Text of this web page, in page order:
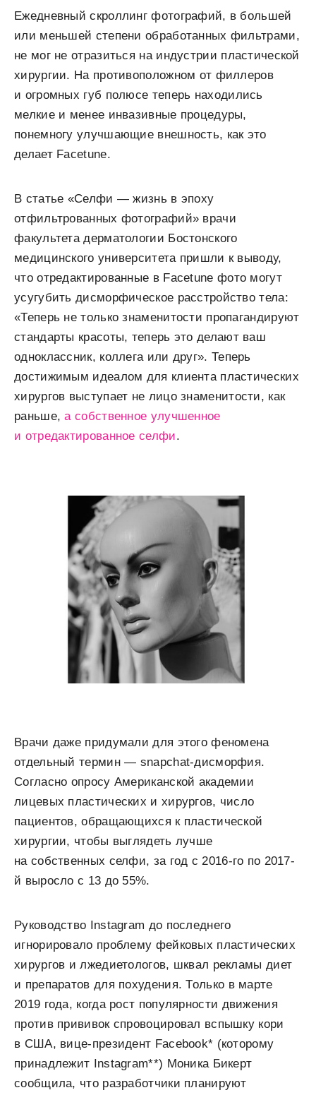
Ежедневный скроллинг фотографий, в большей
или меньшей степени обработанных фильтрами,
не мог не отразиться на индустрии пластической
хирургии. На противоположном от филлеров
и огромных губ полюсе теперь находились
мелкие и менее инвазивные процедуры,
понемногу улучшающие внешность, как это
делает Facetune.
В статье «Селфи — жизнь в эпоху
отфильтрованных фотографий» врачи
факультета дерматологии Бостонского
медицинского университета пришли к выводу,
что отредактированные в Facetune фото могут
усугубить дисморфическое расстройство тела:
«Теперь не только знаменитости пропагандируют
стандарты красоты, теперь это делают ваш
одноклассник, коллега или друг». Теперь
достижимым идеалом для клиента пластических
хирургов выступает не лицо знаменитости, как
раньше,а собственное улучшенное
и отредактированное селфи.
Врачи даже придумали для этого феномена
отдельный термин — snapchat-дисморфия.
Согласно опросу Американской академии
лицевых пластических и хирургов, число
пациентов, обращающихся к пластической
хирургии, чтобы выглядеть лучше
на собственных селфи, за год с 2016-го по 2017-
й выросло с 13 до 55%.
Руководство Instagram до последнего
игнорировало проблему фейковых пластических
хирургов и лжедиетологов, шквал рекламы диет
и препаратов для похудения. Только в марте
2019 года, когда рост популярности движения
против прививок спровоцировал вспышку кори
в США, вице-президент Facebook* (которому
принадлежит Instagram**) Моника Бикерт
сообщила, что разработчики планируют